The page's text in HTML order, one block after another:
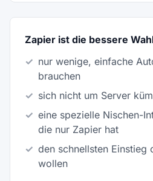
Zapier ist die bessere
✓ nur wenige, einfache
brauchen
✓ sich nicht um Server
✓ eine spezielle Nischen-
die nur Zapier hat
✓ den schnellsten Einstieg
wollen